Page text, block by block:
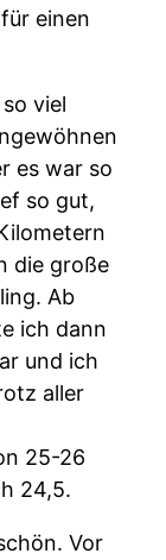
einen
viel
es war so
so gut,
die große
Ab
ich dann
und ich
aller
25-26
24,5.
Vor